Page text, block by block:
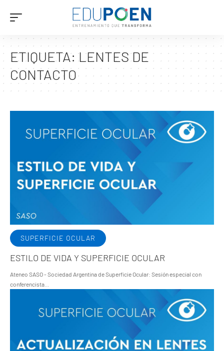
ETIQUETA:LENTES DE
CONTACTO
SUPERFICIE OCULAR
ESTILO DE VIDA Y SUPERFICIE OCULAR
Ateneo SASO - Sociedad Argentina de Superficie Ocular: Sesión especial con
conferencista…